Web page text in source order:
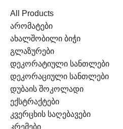
All Products
არომატები
ახალშობილი ბიჭი
გლაზურები
დეკორატიული სანთლები
დეკორაციული სანთლები
დუბაის შოკოლადი
ექსტრაქტები
კვერცხის საღებავები
კრემები